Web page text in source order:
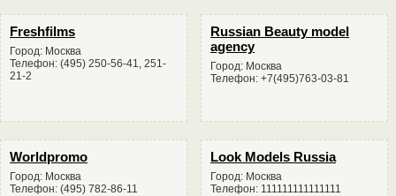
Freshfilms
Город: Москва
Телефон: (495) 250-56-41, 251-
21-2
Russian Beauty model
agency
Город: Москва
Телефон: +7(495)763-03-81
Worldpromo
Город: Москва
Телефон: (495) 782-86-11
Look Models Russia
Город: Москва
Телефон: 111111111111111